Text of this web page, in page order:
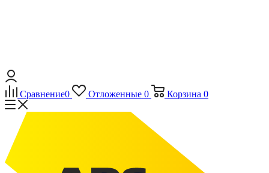
Сравнение0 Отложенные 0 Корзина 0